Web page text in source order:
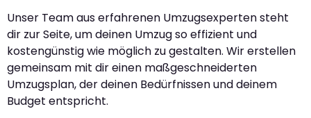
Unser Team aus erfahrenen Umzugsexperten steht
dir zur Seite, um deinen Umzug so effizient und
kostengünstig wie möglich zu gestalten. Wir erstellen
gemeinsam mit dir einen maßgeschneiderten
Umzugsplan, der deinen Bedürfnissen und deinem
Budget entspricht.